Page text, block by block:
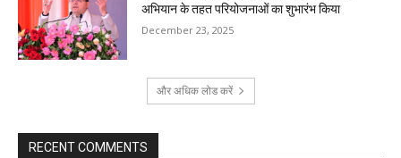
अभियान के तहत परियोजनाओं का शुभारंभ किया
December 23, 2025
और अधिक लोड करें
RECENT COMMENTS